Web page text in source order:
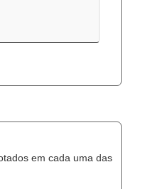
em cada uma das